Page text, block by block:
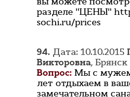
разделе "ЦЕНЫ"
sochi.ru/prices
94. Дата: 10.10.2015
Викторовна, Брянск
Вопрос: Мы с
лет отдыхаем в
замечательном